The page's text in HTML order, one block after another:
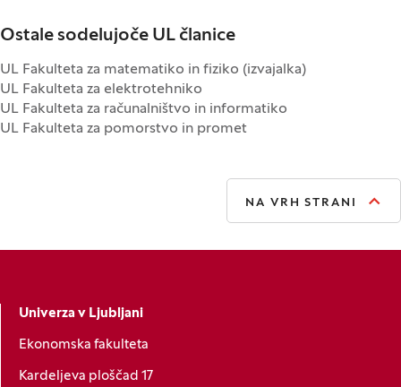
Ostale sodelujoče UL članice
UL Fakulteta za matematiko in fiziko (izvajalka)
UL Fakulteta za elektrotehniko
UL Fakulteta za računalništvo in informatiko
UL Fakulteta za pomorstvo in promet
NA VRH STRANI
Univerza v Ljubljani
Ekonomska fakulteta
Kardeljeva ploščad 17